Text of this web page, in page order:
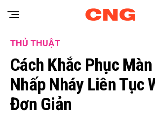
THỦ THUẬT
Cách Khắc Phục
Nhấp Nháy Liên Tục
Đơn Giản